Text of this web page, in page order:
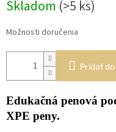
cena:
Skladom (>5 ks)
Možnosti doručenia
Pridať
Edukačná penová
XPE peny.